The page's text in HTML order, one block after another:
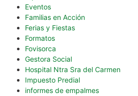
Eventos
Familias en Acción
Ferias y Fiestas
Formatos
Fovisorca
Gestora Social
Hospital Ntra Sra del Carmen
Impuesto Predial
informes de empalmes